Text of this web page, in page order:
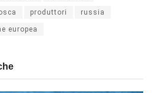
produttori russia
europea